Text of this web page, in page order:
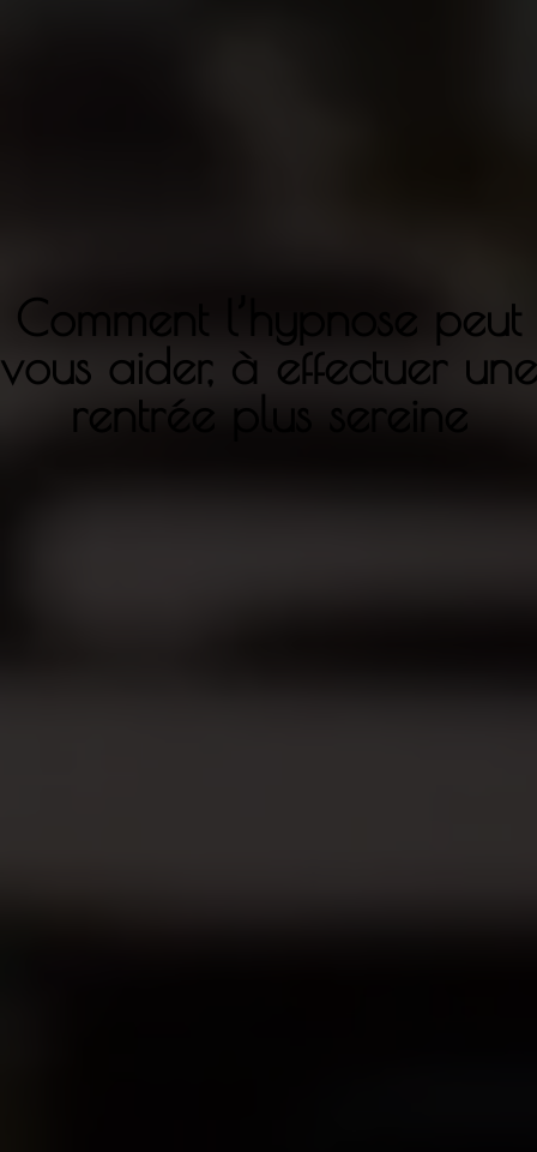
Comment l’hypnose peut
vous aider, à effectuer une
rentrée plus sereine